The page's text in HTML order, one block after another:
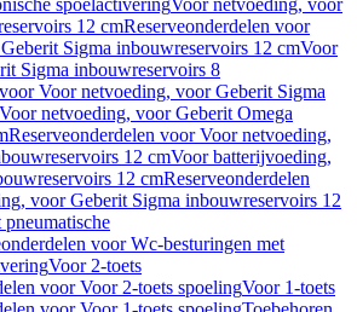
spoelactiveringVoor netvoeding, voor
12 cmReserveonderdelen voor
Sigma inbouwreservoirs 12 cmVoor
Sigma inbouwreservoirs 8
Voor netvoeding, voor Geberit Sigma
Voor netvoeding, voor Geberit Omega
Reserveonderdelen voor Voor netvoeding,
12 cmVoor batterijvoeding,
12 cmReserveonderdelen
voor Geberit Sigma inbouwreservoirs 12
voor Wc-besturingen met
Voor 2-toets
voor Voor 2-toets spoelingVoor 1-toets